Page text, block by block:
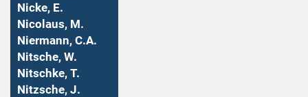
Nicke, E.
Nicolaus, M.
Niermann, C.A.
Nitsche, W.
Nitschke, T.
Nitzsche, J.